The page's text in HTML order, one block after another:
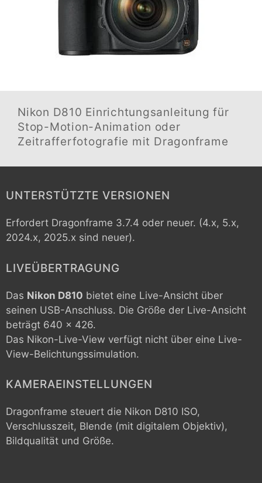
Nikon D810 Einrichtungsanleitung für
Stop-Motion-Animation oder
Zeitrafferfotografie mit Dragonframe
UNTERSTÜTZTE VERSIONEN
Erfordert Dragonframe 3.7.4 oder neuer. (4.x, 5.x,
2024.x, 2025.x sind neuer).
LIVEÜBERTRAGUNG
Das Nikon D810 bietet eine Live-Ansicht über
seinen USB-Anschluss. Die Größe der Live-Ansicht
beträgt 640 x 426.
Das Nikon-Live-View verfügt nicht über eine Live-
View-Belichtungssimulation.
KAMERAEINSTELLUNGEN
Dragonframe steuert die Nikon D810 ISO,
Verschlusszeit, Blende (mit digitalem Objektiv),
Bildqualität und Größe.